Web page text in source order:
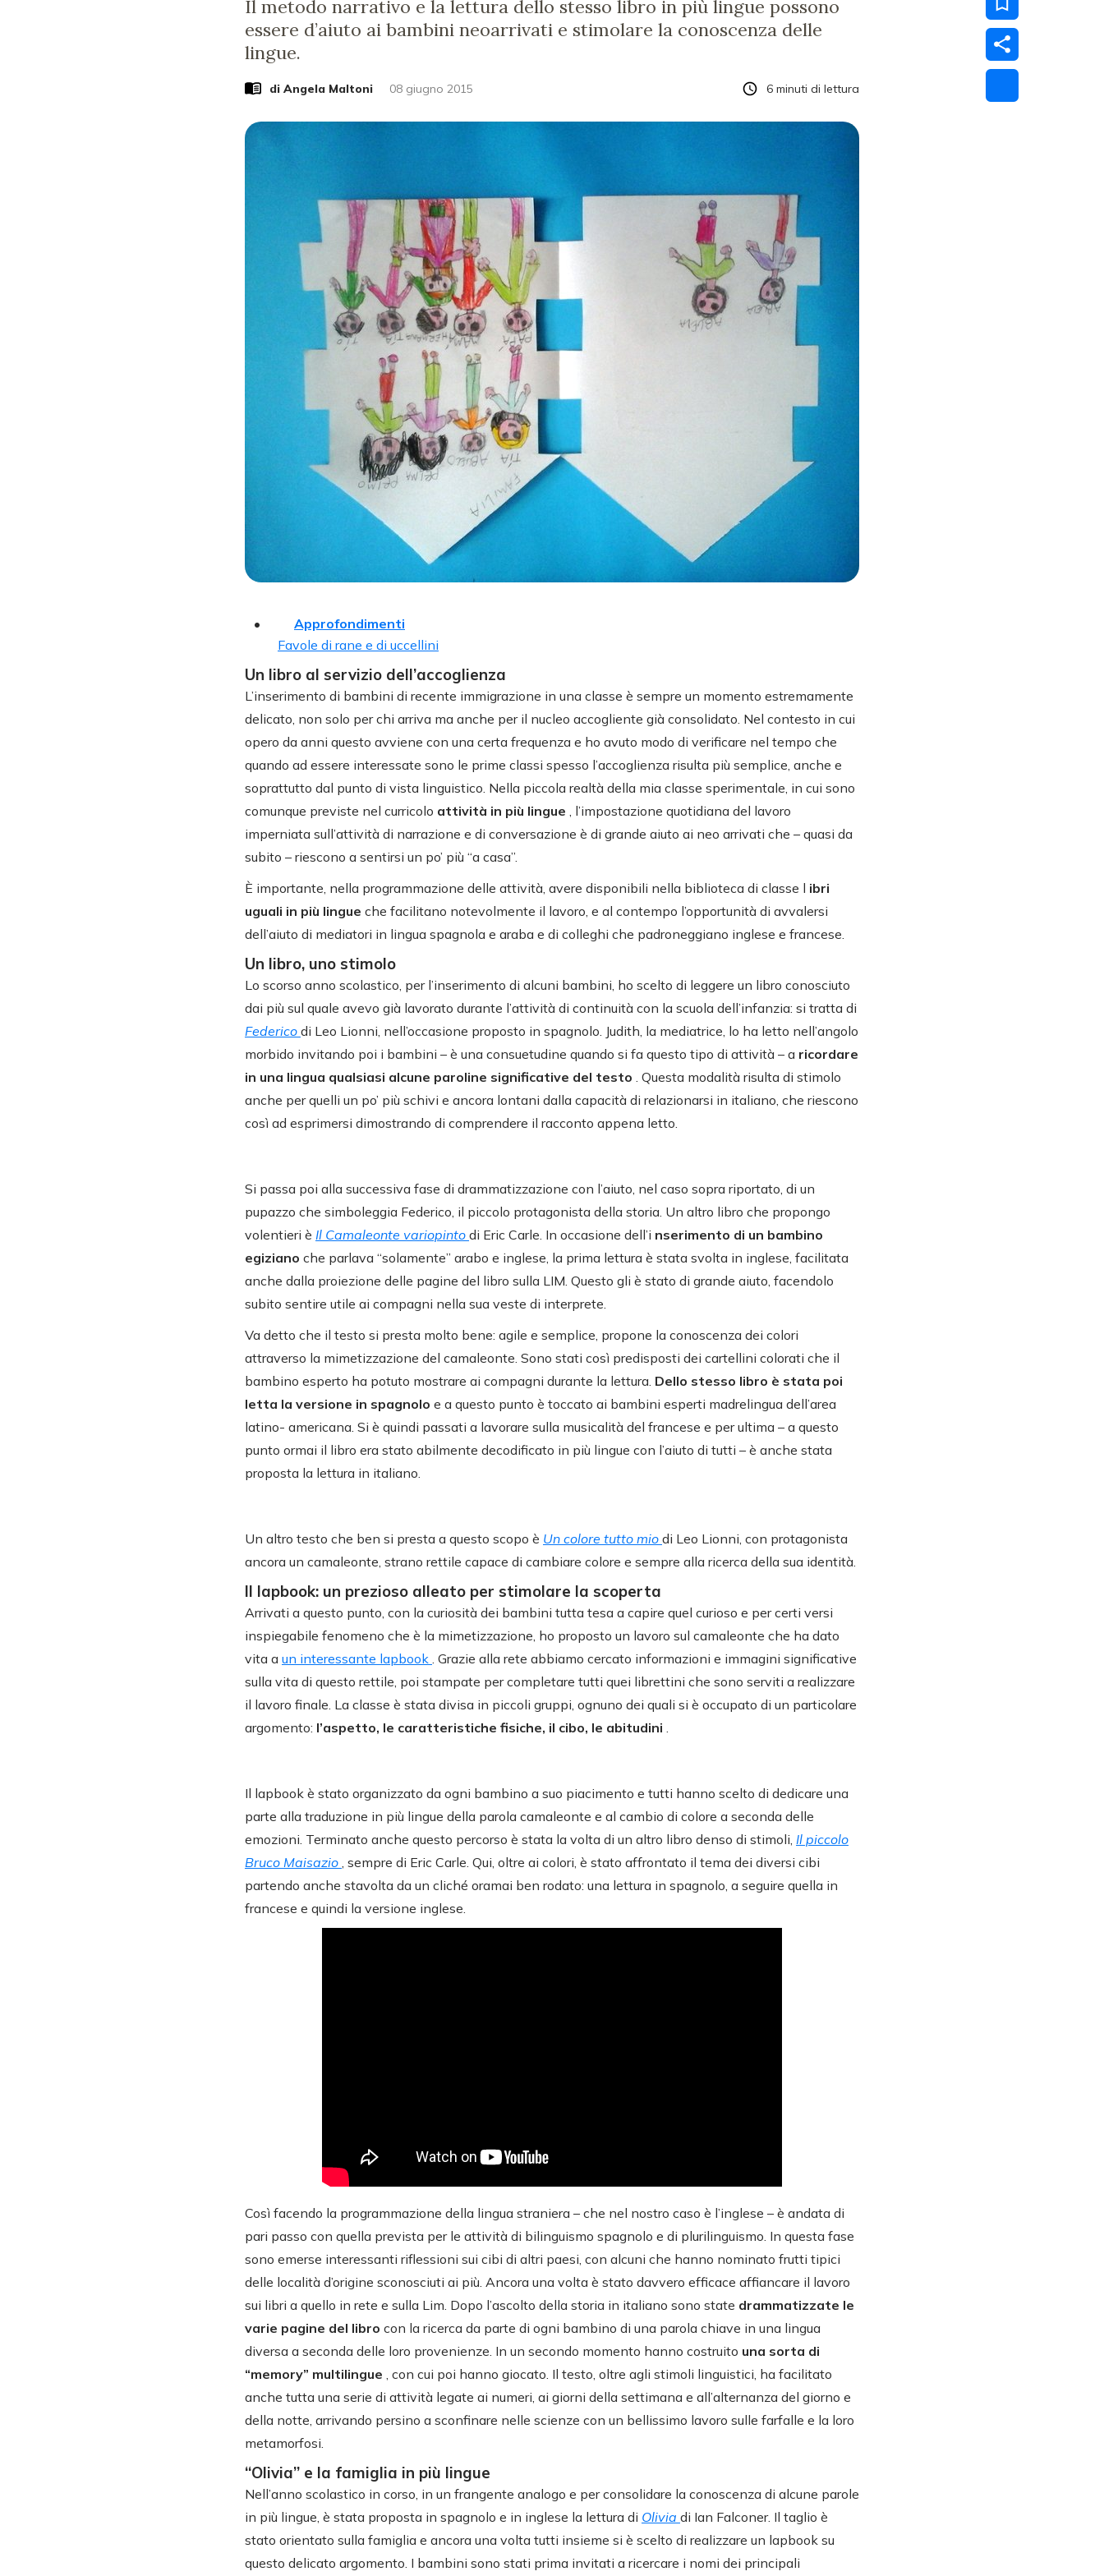
Il metodo narrativo e la lettura dello stesso libro in più lingue possono
essere d’aiuto ai bambini neoarrivati e stimolare la conoscenza delle
lingue.
di Angela Maltoni 08 giugno 2015 6 minuti di lettura
Approfondimenti
Favole di rane e di uccellini
Un libro al servizio dell’accoglienza
L’inserimento di bambini di recente immigrazione in una classe è sempre un momento estremamente
delicato, non solo per chi arriva ma anche per il nucleo accogliente già consolidato. Nel contesto in cui
opero da anni questo avviene con una certa frequenza e ho avuto modo di verificare nel tempo che
quando ad essere interessate sono le prime classi spesso l’accoglienza risulta più semplice, anche e
soprattutto dal punto di vista linguistico. Nella piccola realtà della mia classe sperimentale, in cui sono
comunque previste nel curricolo attività in più lingue , l’impostazione quotidiana del lavoro
imperniata sull’attività di narrazione e di conversazione è di grande aiuto ai neo arrivati che – quasi da
subito – riescono a sentirsi un po’ più “a casa”.
È importante, nella programmazione delle attività, avere disponibili nella biblioteca di classe l ibri
uguali in più lingue che facilitano notevolmente il lavoro, e al contempo l’opportunità di avvalersi
dell’aiuto di mediatori in lingua spagnola e araba e di colleghi che padroneggiano inglese e francese.
Un libro, uno stimolo
Lo scorso anno scolastico, per l’inserimento di alcuni bambini, ho scelto di leggere un libro conosciuto
dai più sul quale avevo già lavorato durante l’attività di continuità con la scuola dell’infanzia: si tratta di
Federico di Leo Lionni, nell’occasione proposto in spagnolo. Judith, la mediatrice, lo ha letto nell’angolo
morbido invitando poi i bambini – è una consuetudine quando si fa questo tipo di attività – a ricordare
in una lingua qualsiasi alcune paroline significative del testo . Questa modalità risulta di stimolo
anche per quelli un po’ più schivi e ancora lontani dalla capacità di relazionarsi in italiano, che riescono
così ad esprimersi dimostrando di comprendere il racconto appena letto.
Si passa poi alla successiva fase di drammatizzazione con l’aiuto, nel caso sopra riportato, di un
pupazzo che simboleggia Federico, il piccolo protagonista della storia. Un altro libro che propongo
volentieri è Il Camaleonte variopinto di Eric Carle. In occasione dell’i nserimento di un bambino
egiziano che parlava “solamente” arabo e inglese, la prima lettura è stata svolta in inglese, facilitata
anche dalla proiezione delle pagine del libro sulla LIM. Questo gli è stato di grande aiuto, facendolo
subito sentire utile ai compagni nella sua veste di interprete.
Va detto che il testo si presta molto bene: agile e semplice, propone la conoscenza dei colori
attraverso la mimetizzazione del camaleonte. Sono stati così predisposti dei cartellini colorati che il
bambino esperto ha potuto mostrare ai compagni durante la lettura. Dello stesso libro è stata poi
letta la versione in spagnolo e a questo punto è toccato ai bambini esperti madrelingua dell’area
latino- americana. Si è quindi passati a lavorare sulla musicalità del francese e per ultima – a questo
punto ormai il libro era stato abilmente decodificato in più lingue con l’aiuto di tutti – è anche stata
proposta la lettura in italiano.
Un altro testo che ben si presta a questo scopo è Un colore tutto mio di Leo Lionni, con protagonista
ancora un camaleonte, strano rettile capace di cambiare colore e sempre alla ricerca della sua identità.
Il lapbook: un prezioso alleato per stimolare la scoperta
Arrivati a questo punto, con la curiosità dei bambini tutta tesa a capire quel curioso e per certi versi
inspiegabile fenomeno che è la mimetizzazione, ho proposto un lavoro sul camaleonte che ha dato
vita a un interessante lapbook . Grazie alla rete abbiamo cercato informazioni e immagini significative
sulla vita di questo rettile, poi stampate per completare tutti quei librettini che sono serviti a realizzare
il lavoro finale. La classe è stata divisa in piccoli gruppi, ognuno dei quali si è occupato di un particolare
argomento: l’aspetto, le caratteristiche fisiche, il cibo, le abitudini .
Il lapbook è stato organizzato da ogni bambino a suo piacimento e tutti hanno scelto di dedicare una
parte alla traduzione in più lingue della parola camaleonte e al cambio di colore a seconda delle
emozioni. Terminato anche questo percorso è stata la volta di un altro libro denso di stimoli, Il piccolo
Bruco Maisazio , sempre di Eric Carle. Qui, oltre ai colori, è stato affrontato il tema dei diversi cibi
partendo anche stavolta da un cliché oramai ben rodato: una lettura in spagnolo, a seguire quella in
francese e quindi la versione inglese.
Così facendo la programmazione della lingua straniera – che nel nostro caso è l’inglese – è andata di
pari passo con quella prevista per le attività di bilinguismo spagnolo e di plurilinguismo. In questa fase
sono emerse interessanti riflessioni sui cibi di altri paesi, con alcuni che hanno nominato frutti tipici
delle località d’origine sconosciuti ai più. Ancora una volta è stato davvero efficace affiancare il lavoro
sui libri a quello in rete e sulla Lim. Dopo l’ascolto della storia in italiano sono state drammatizzate le
varie pagine del libro con la ricerca da parte di ogni bambino di una parola chiave in una lingua
diversa a seconda delle loro provenienze. In un secondo momento hanno costruito una sorta di
“memory” multilingue , con cui poi hanno giocato. Il testo, oltre agli stimoli linguistici, ha facilitato
anche tutta una serie di attività legate ai numeri, ai giorni della settimana e all’alternanza del giorno e
della notte, arrivando persino a sconfinare nelle scienze con un bellissimo lavoro sulle farfalle e la loro
metamorfosi.
“Olivia” e la famiglia in più lingue
Nell’anno scolastico in corso, in un frangente analogo e per consolidare la conoscenza di alcune parole
in più lingue, è stata proposta in spagnolo e in inglese la lettura di Olivia di Ian Falconer. Il taglio è
stato orientato sulla famiglia e ancora una volta tutti insieme si è scelto di realizzare un lapbook su
questo delicato argomento. I bambini sono stati prima invitati a ricercare i nomi dei principali